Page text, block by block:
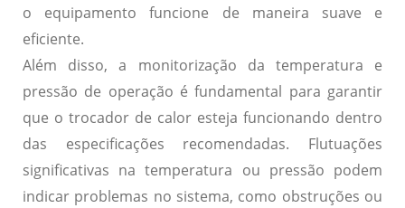
o equipamento funcione de maneira suave e
eficiente.
Além disso, a monitorização da temperatura e
pressão de operação é fundamental para garantir
que o trocador de calor esteja funcionando dentro
das especificações recomendadas. Flutuações
significativas na temperatura ou pressão podem
indicar problemas no sistema, como obstruções ou